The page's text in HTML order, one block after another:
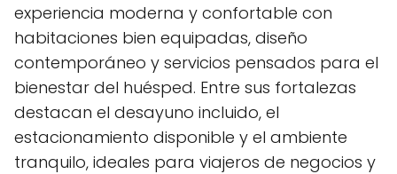
experiencia moderna y confortable con
habitaciones bien equipadas, diseño
contemporáneo y servicios pensados para el
bienestar del huésped. Entre sus fortalezas
destacan el desayuno incluido, el
estacionamiento disponible y el ambiente
tranquilo, ideales para viajeros de negocios y